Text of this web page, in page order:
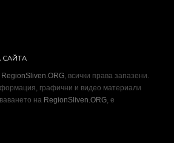
САЙТА
RegionSliven.ORG , всички права запазени.
графични и видео материали
на RegionSliven.ORG , е